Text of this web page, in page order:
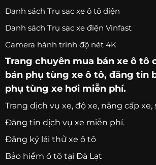
Danh sách Trụ sạc xe ô tô điện
Danh sách Trụ sạc xe điện Vinfast
Camera hành trình độ nét 4K
Trang chuyên mua bán xe ô tô
bán phụ tùng xe ô tô, đăng tin
phụ tùng xe hơi miễn phí.
Trang dịch vụ xe, độ xe, nâng cấp xe,
Đăng tin dịch vụ xe miễn phí.
Đăng ký lái thử xe ô tô
Bảo hiểm ô tô tại Đà Lạt